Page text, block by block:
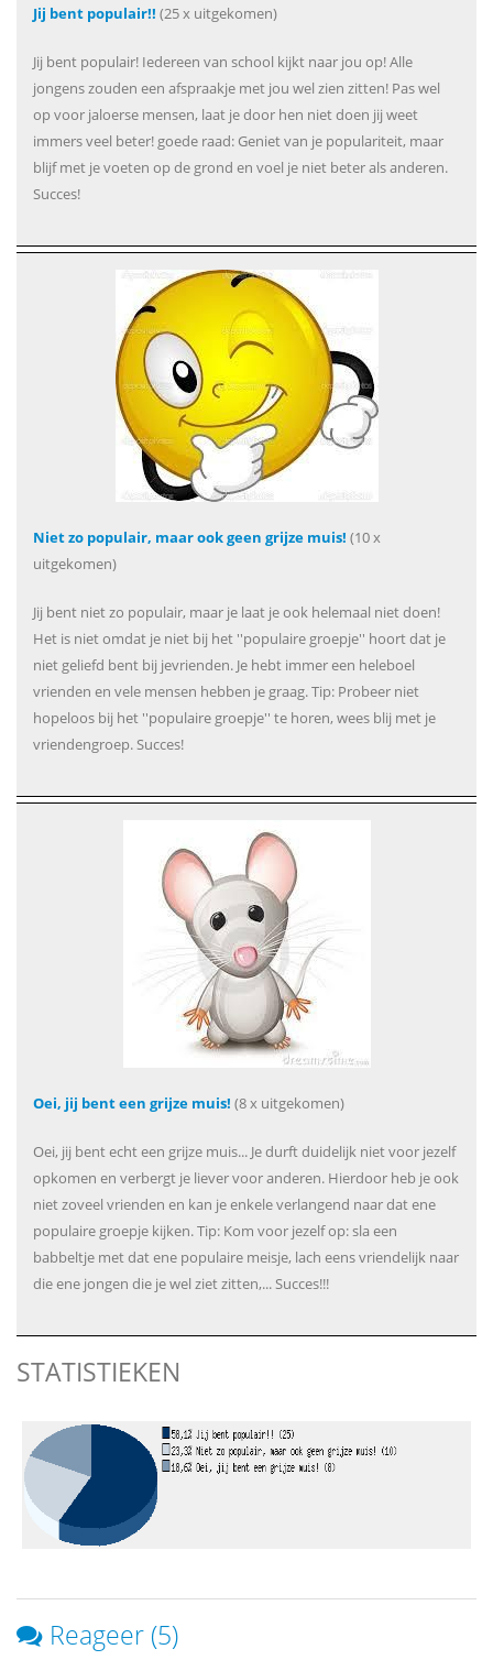
Jij bent populair!! (25 x uitgekomen)
Jij bent populair! Iedereen van school kijkt naar jou op! Alle
jongens zouden een afspraakje met jou wel zien zitten! Pas wel
op voor jaloerse mensen, laat je door hen niet doen jij weet
immers veel beter! goede raad: Geniet van je populariteit, maar
blijf met je voeten op de grond en voel je niet beter als anderen.
Succes!
Niet zo populair, maar ook geen grijze muis! (10 x
uitgekomen)
Jij bent niet zo populair, maar je laat je ook helemaal niet doen!
Het is niet omdat je niet bij het ''populaire groepje'' hoort dat je
niet geliefd bent bij jevrienden. Je hebt immer een heleboel
vrienden en vele mensen hebben je graag. Tip: Probeer niet
hopeloos bij het ''populaire groepje'' te horen, wees blij met je
vriendengroep. Succes!
Oei, jij bent een grijze muis! (8 x uitgekomen)
Oei, jij bent echt een grijze muis... Je durft duidelijk niet voor jezelf
opkomen en verbergt je liever voor anderen. Hierdoor heb je ook
niet zoveel vrienden en kan je enkele verlangend naar dat ene
populaire groepje kijken. Tip: Kom voor jezelf op: sla een
babbeltje met dat ene populaire meisje, lach eens vriendelijk naar
die ene jongen die je wel ziet zitten,... Succes!!!
STATISTIEKEN
Reageer (5)